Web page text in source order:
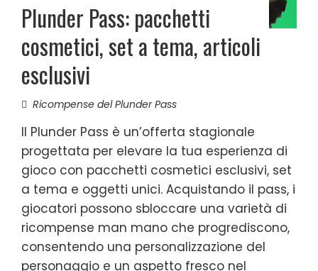
Plunder Pass: pacchetti
cosmetici, set a tema, articoli
esclusivi
Ricompense del Plunder Pass
Il Plunder Pass è un’offerta stagionale
progettata per elevare la tua esperienza di
gioco con pacchetti cosmetici esclusivi, set
a tema e oggetti unici. Acquistando il pass, i
giocatori possono sbloccare una varietà di
ricompense man mano che progrediscono,
consentendo una personalizzazione del
personaggio e un aspetto fresco nel